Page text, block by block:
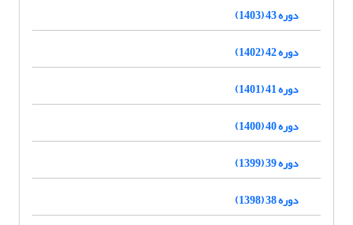
دوره 43 (1403)
دوره 42 (1402)
دوره 41 (1401)
دوره 40 (1400)
دوره 39 (1399)
دوره 38 (1398)